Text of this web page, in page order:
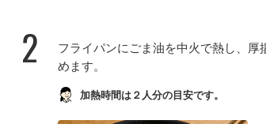
2
フライパンにごま油を中火で熱し、
めます。
加熱時間は２人分の目安です。